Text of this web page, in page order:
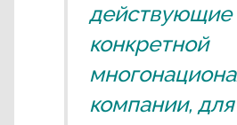
действующие
конкретной
компании, для